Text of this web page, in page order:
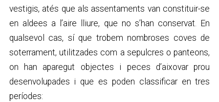
vestigis, atés que als assentaments van constituir-se
en aldees a l’aire lliure, que no s’han conservat. En
qualsevol cas, sí que trobem nombroses coves de
soterrament, utilitzades com a sepulcres o panteons,
on han aparegut objectes i peces d’aixovar prou
desenvolupades i que es poden classificar en tres
períodes: